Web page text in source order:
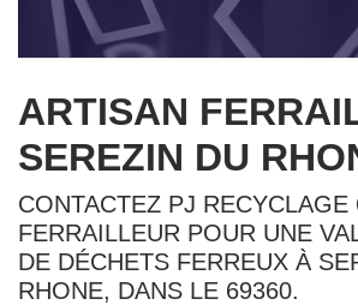
ARTISAN
SEREZIN DU
CONTACTEZ PJ RECYCLAGE
FERRAILLEUR POUR UNE
DE DÉCHETS FERREUX À
RHONE, DANS LE 69360.